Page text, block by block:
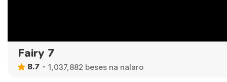
Fairy 7
8.7 1,037,882 beses na nalaro